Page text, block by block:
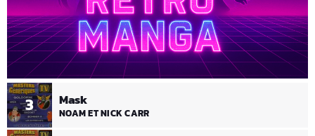
3 Mask
NOAM ET NICK CARR